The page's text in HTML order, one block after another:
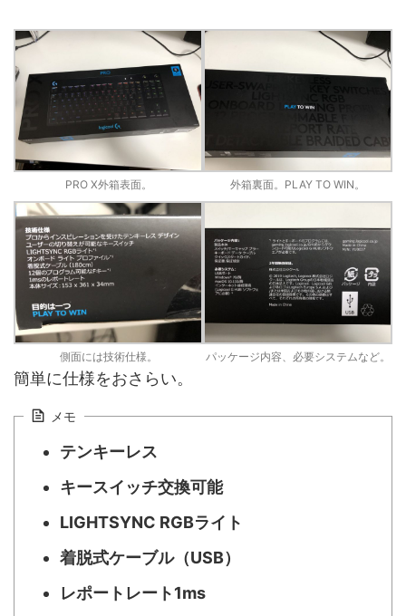
PRO X外箱表面。 外箱裏面。PLAY TO WIN。
側面には技術仕様。 パッケージ内容、必要システムなど。
簡単に仕様をおさらい。
メモ
テンキーレス
キースイッチ交換可能
LIGHTSYNC RGBライト
着脱式ケーブル（USB）
レポートレート1ms